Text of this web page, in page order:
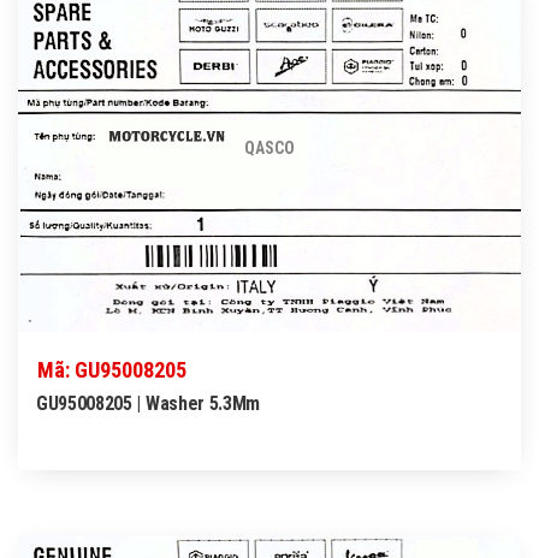
QASCO
Mã: GU95008205
GU95008205 | Washer 5.3Mm